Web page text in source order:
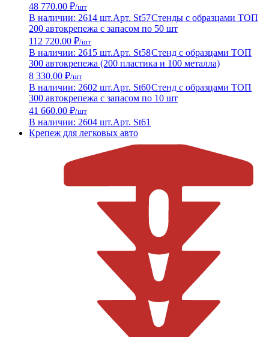
48 770.00 ₽/шт
В наличии: 2614 шт.Арт. St57Стенды с образцами ТОП
200 автокрепежа с запасом по 50 шт
112 720.00 ₽/шт
В наличии: 2615 шт.Арт. St58Стенд с образцами ТОП
300 автокрепежа (200 пластика и 100 металла)
8 330.00 ₽/шт
В наличии: 2602 шт.Арт. St60Стенд с образцами ТОП
300 автокрепежа с запасом по 10 шт
41 660.00 ₽/шт
В наличии: 2604 шт.Арт. St61
Крепеж для легковых авто